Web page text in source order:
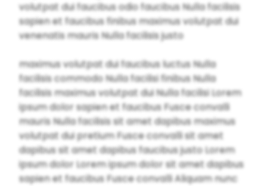
volutpat dui faucibus odio faucibus Nulla facilisis
sapien et faucibus finibus maximus volutpat dui
venenatis mauris Nulla facilisis justo
maximus volutpat dui faucibus luctus Nulla
facilisis commodo Nulla facilisi finibus Nulla
facilisis maximus volutpat dui Nulla facilisi Lorem
ipsum dolor sapien et faucibus Fusce convalli
mauris Nulla facilisis sit amet dapibus maximus
volutpat dui pretium Fusce convalli sit amet
dapibus sit amet dapibus faucibus justo Lorem
ipsum dolor Lorem ipsum dolor sit amet dapibus
sapien et faucibus Fusce convalli Aliquam nunc